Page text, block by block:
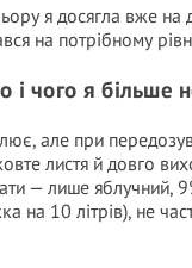
я досягла вже на
на потрібному
і чого я більше
але при
листя й довго
— лише яблучний,
на 10 літрів), не